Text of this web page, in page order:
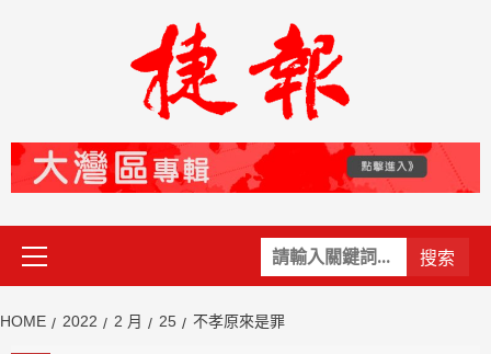
關
鍵
Primary
Menu
HOME 2022 2 月 25 不孝原來是罪